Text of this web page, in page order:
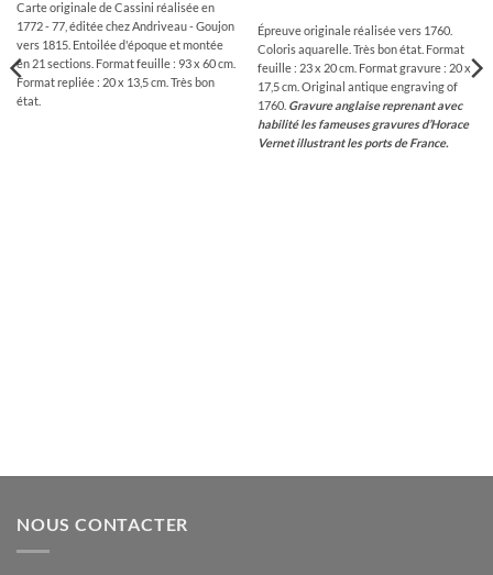
Carte originale de Cassini réalisée en
1772 - 77, éditée chez Andriveau - Goujon
vers 1815. Entoilée d'époque et montée
en 21 sections. Format feuille : 93 x 60 cm.
Format repliée : 20 x 13,5 cm. Très bon
état.
Épreuve originale réalisée vers 1760.
Coloris aquarelle. Très bon état. Format
feuille : 23 x 20 cm. Format gravure : 20 x
17,5 cm. Original antique engraving of
1760. Gravure anglaise reprenant avec
habilité les fameuses gravures d’Horace
Vernet illustrant les ports de France.
NOUS CONTACTER